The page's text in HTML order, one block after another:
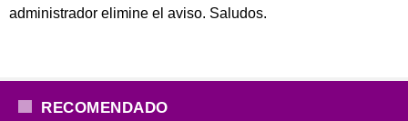
administrador elimine el aviso. Saludos.
RECOMENDADO